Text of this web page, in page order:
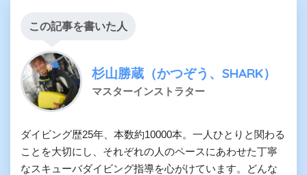
この記事を書いた人
杉山勝蔵（かつぞう、SHARK）
マスターインストラター
ダイビング歴25年、本数約10000本。一人ひとりと関わる
ことを大切にし、それぞれの人のペースにあわせた丁寧
なスキューバダイビング指導を心がけています。どんな